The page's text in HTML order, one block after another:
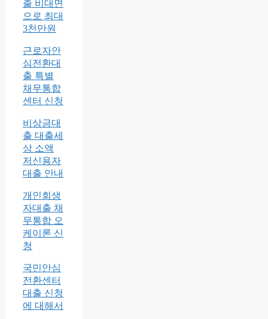
출 비대면
으로 최대
3천만원
근로자안
심전환대
출 특별
채무통합
센터 신청
비상금대
출 대출세
상 소액
저신용자
대출 안내
개인회생
자대출 채
무통합 오
케이론 신
청
국민안심
전환센터
대출 신청
에 대해서